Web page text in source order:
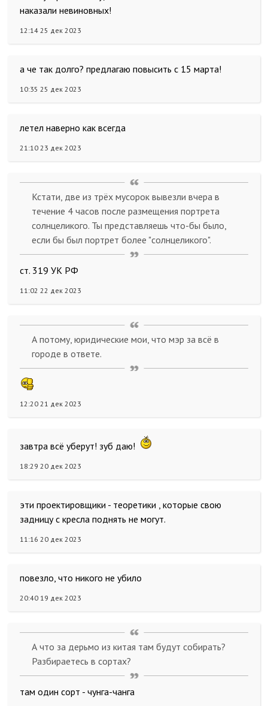
наказали невиновных!
12:14 25 дек 2023
а че так долго? предлагаю повысить с 15 марта!
10:35 25 дек 2023
летел наверно как всегда
21:10 23 дек 2023
Кстати, две из трёх мусорок вывезли вчера в
течение 4 часов после размещения портрета
солнцеликого. Ты представляешь что-бы было,
если бы был портрет более "солнцеликого".
ст. 319 УК РФ
11:02 22 дек 2023
А потому, юридические мои, что мэр за всё в
городе в ответе.
12:20 21 дек 2023
завтра всё уберут! зуб даю!
18:29 20 дек 2023
эти проектировщики - теоретики , которые свою
задницу с кресла поднять не могут.
11:16 20 дек 2023
повезло, что никого не убило
20:40 19 дек 2023
А что за дерьмо из китая там будут собирать?
Разбираетесь в сортах?
там один сорт - чунга-чанга